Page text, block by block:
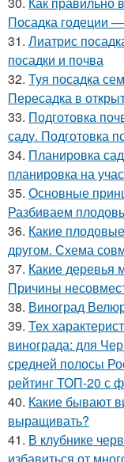
Посадка годеции
31. Лиатрис
посадки и почва
32. Туя посадка
Пересадка в
33. Подготовка
саду. Подготовка
34. Планировка
планировка на
35. Основные
Разбиваем
36. Какие
другом. Схема
37. Какие деревья
Причины
38. Виноград
39. Тех
винограда: для
средней полосы
рейтинг ТОП-20 с
40. Какие бывают
выращивать?
41. В клубнике